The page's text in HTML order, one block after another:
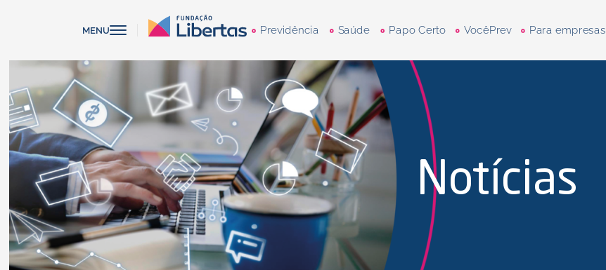
MENU Previdência Saúde Papo Certo VocêPrev Para empresas
Notícias